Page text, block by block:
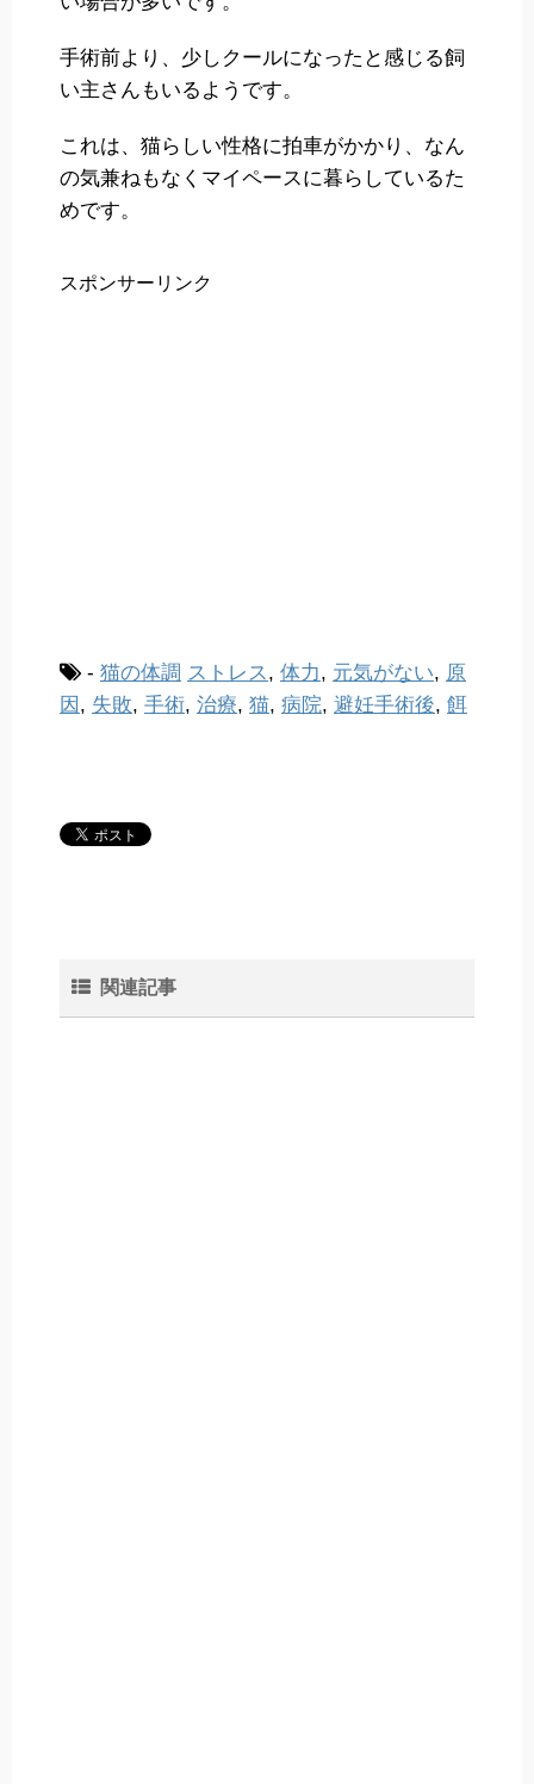
手術前より、少しクールになったと感じる飼
い主さんもいるようです。
これは、猫らしい性格に拍車がかかり、なん
の気兼ねもなくマイペースに暮らしているた
めです。
スポンサーリンク
- 猫の体調 ストレス, 体力, 元気がない, 原
因 , 失敗, 手術, 治療, 猫, 病院, 避妊手術後, 餌
関連記事